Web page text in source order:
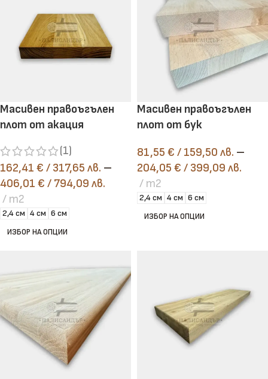
Масивен правоъгълен
плот от акация
(1)
162,41 € / 317,65 лв. –
406,01 € / 794,09 лв.
m2
2,4 см 4 см 6 см
ИЗБОР НА ОПЦИИ
Масивен правоъгълен
плот от бук
81,55 € / 159,50 лв. –
204,05 € / 399,09 лв.
m2
2,4 см 4 см 6 см
ИЗБОР НА ОПЦИИ